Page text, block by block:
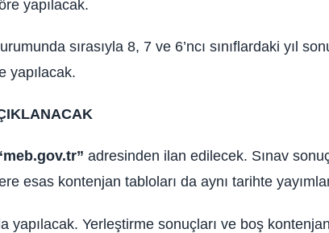
yapılacak.
sırasıyla 8, 7 ve 6’ncı sınıflardaki yıl
yapılacak.
adresinden ilan edilecek. Sınav
esas kontenjan tabloları da aynı tarihte
yapılacak. Yerleştirme sonuçları ve boş